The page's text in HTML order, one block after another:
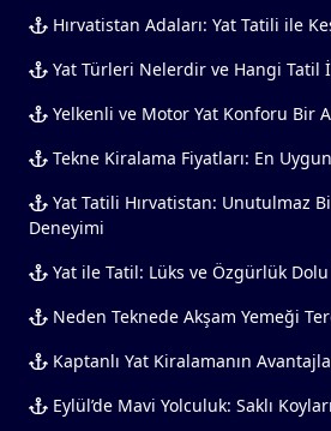
Hırvatistan Adaları: Yat Tatili ile
Yat Türleri Nelerdir ve Hangi Tatil
Yelkenli ve Motor Yat Konforu Bir
Tekne Kiralama Fiyatları: En
Yat Tatili Hırvatistan: Unutulmaz
Deneyimi
Yat ile Tatil: Lüks ve Özgürlük
Neden Teknede Akşam Yemeği
Kaptanlı Yat Kiralamanın
Eylül’de Mavi Yolculuk: Saklı